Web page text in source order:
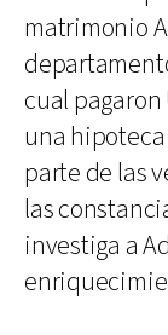
matrimonio
cual
una
parte de las
las
investiga a